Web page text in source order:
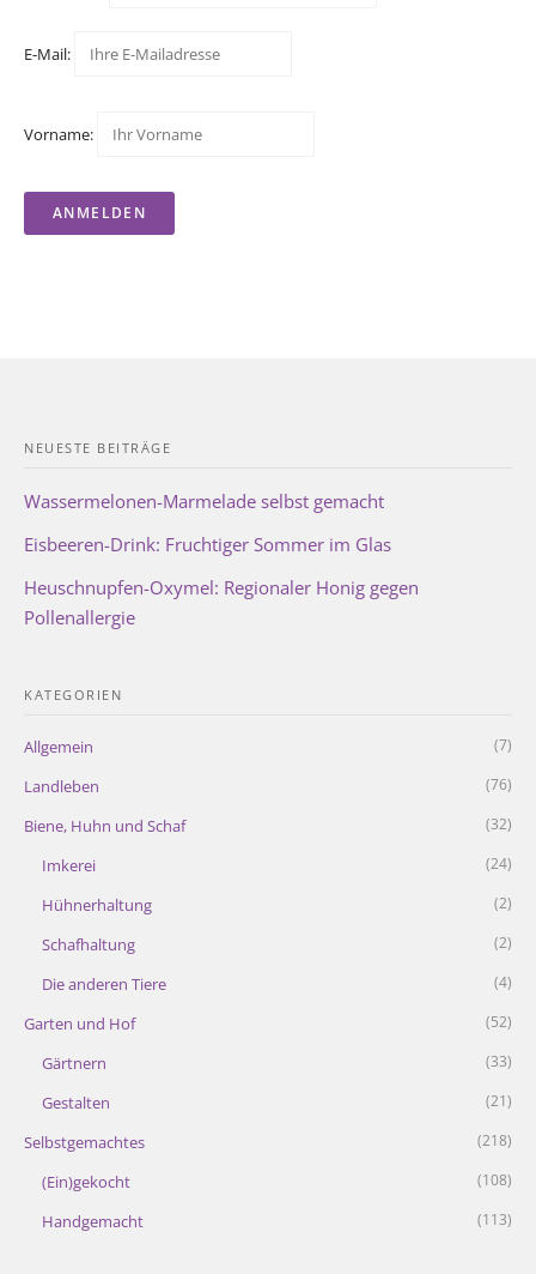
E-Mail:
Vorname:
NEUESTE BEITRÄGE
Wassermelonen-Marmelade selbst gemacht
Eisbeeren-Drink: Fruchtiger Sommer im Glas
Heuschnupfen-Oxymel: Regionaler Honig gegen
Pollenallergie
KATEGORIEN
Allgemein (7)
Landleben (76)
Biene, Huhn und Schaf (32)
Imkerei (24)
Hühnerhaltung (2)
Schafhaltung (2)
Die anderen Tiere (4)
Garten und Hof (52)
Gärtnern (33)
Gestalten (21)
Selbstgemachtes (218)
(Ein)gekocht (108)
Handgemacht (113)